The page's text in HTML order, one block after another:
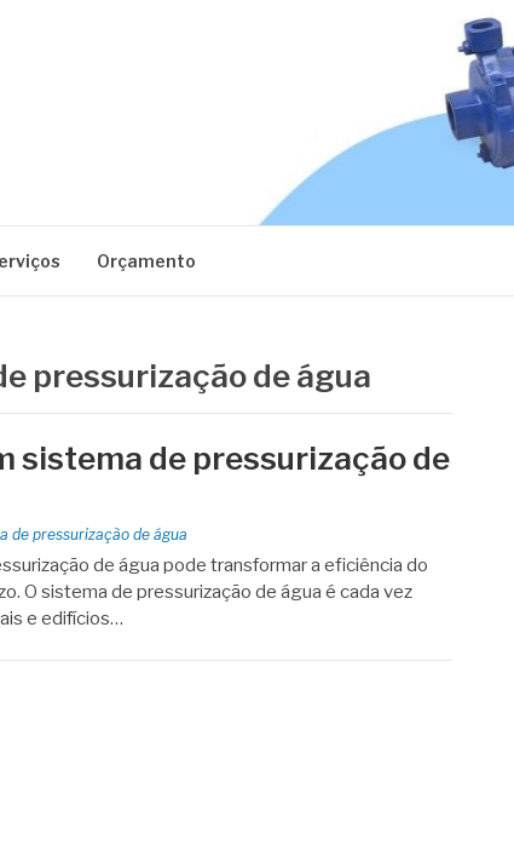
Orçamento
pressurização de água
sistema de pressurização de
de pressurização de água
de água pode transformar a eficiência do
O sistema de pressurização de água é cada vez
e edifícios…